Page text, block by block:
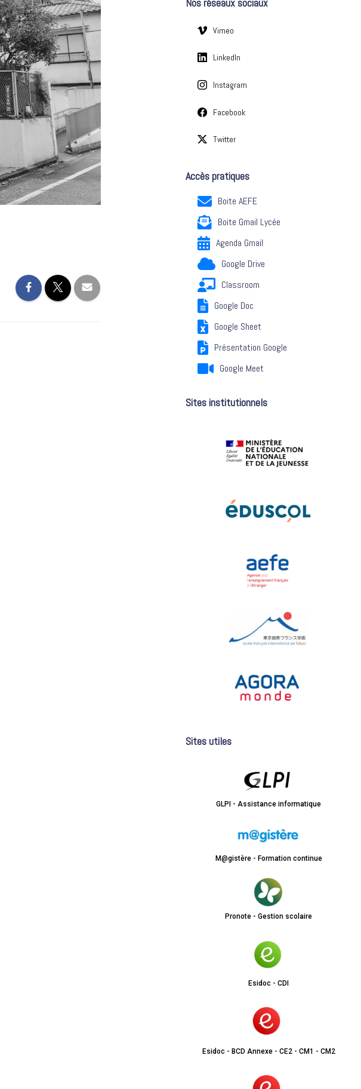
e
Vimeo
LinkedIn
Instagram
Facebook
Twitter
Accès pratiques
Boite AEFE
Boite Gmail Lycée
Agenda Gmail
Google Drive
Classroom
Google Doc
Google Sheet
Présentation Google
Google Meet
Sites institutionnels
Sites utiles
GLPI - Assistance informatique
M@gistère - Formation continue
Pronote - Gestion scolaire
Esidoc - CDI
Esidoc - BCD Annexe - CE2 - CM1 - CM2